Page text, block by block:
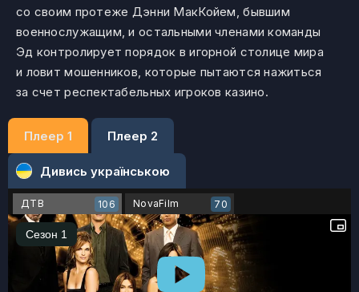
со своим протеже Дэнни МакКойем, бывшим
военнослужащим, и остальными членами команды
Эд контролирует порядок в игорной столице мира
и ловит мошенников, которые пытаются нажиться
за счет респектабельных игроков казино.
Плеер 1 Плеер 2
Дивись українською
ДТВ 106 NovaFilm 70